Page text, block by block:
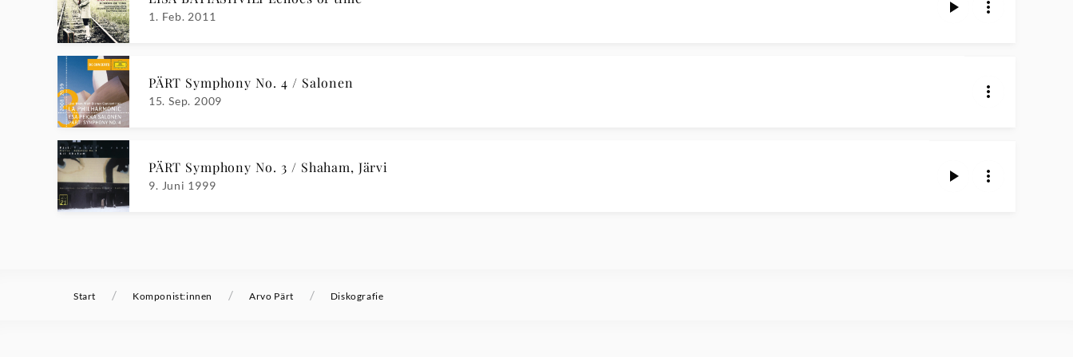
1. Feb. 2011
PÄRT Symphony No. 4 / Salonen
15. Sep. 2009
PÄRT Symphony No. 3 / Shaham, Järvi
9. Juni 1999
Start / Komponist:innen / Arvo Pärt / Diskografie